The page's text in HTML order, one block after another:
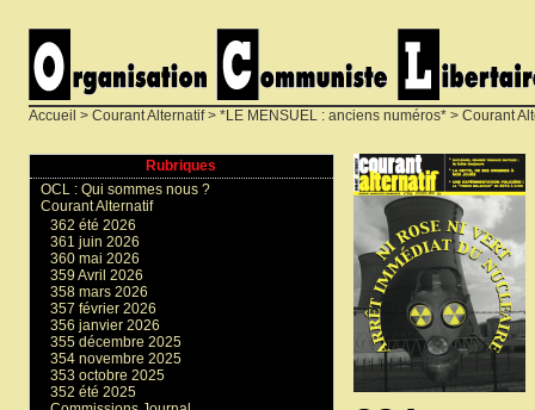
Accueil > Courant Alternatif> *LE MENSUEL : anciens numéros* > Courant
Rubriques
OCL : Qui sommes nous ?
Courant Alternatif
362 été 2026
361 juin 2026
360 mai 2026
359 Avril 2026
358 mars 2026
357 février 2026
356 janvier 2026
355 décembre 2025
354 novembre 2025
353 octobre 2025
352 été 2025